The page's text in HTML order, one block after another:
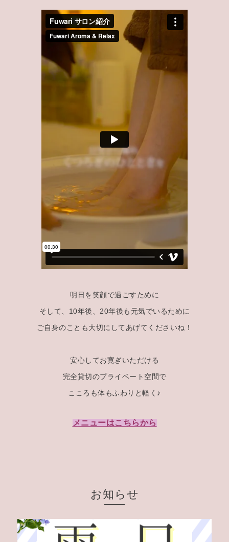
明日を笑顔で過ごすために
そして、10年後、20年後も元気でいるために
ご自身のことも大切にしてあげてくださいね！
安心してお寛ぎいただける
完全貸切のプライベート空間で
こころも体もふわりと軽く♪
メニューはこちらから
お知らせ